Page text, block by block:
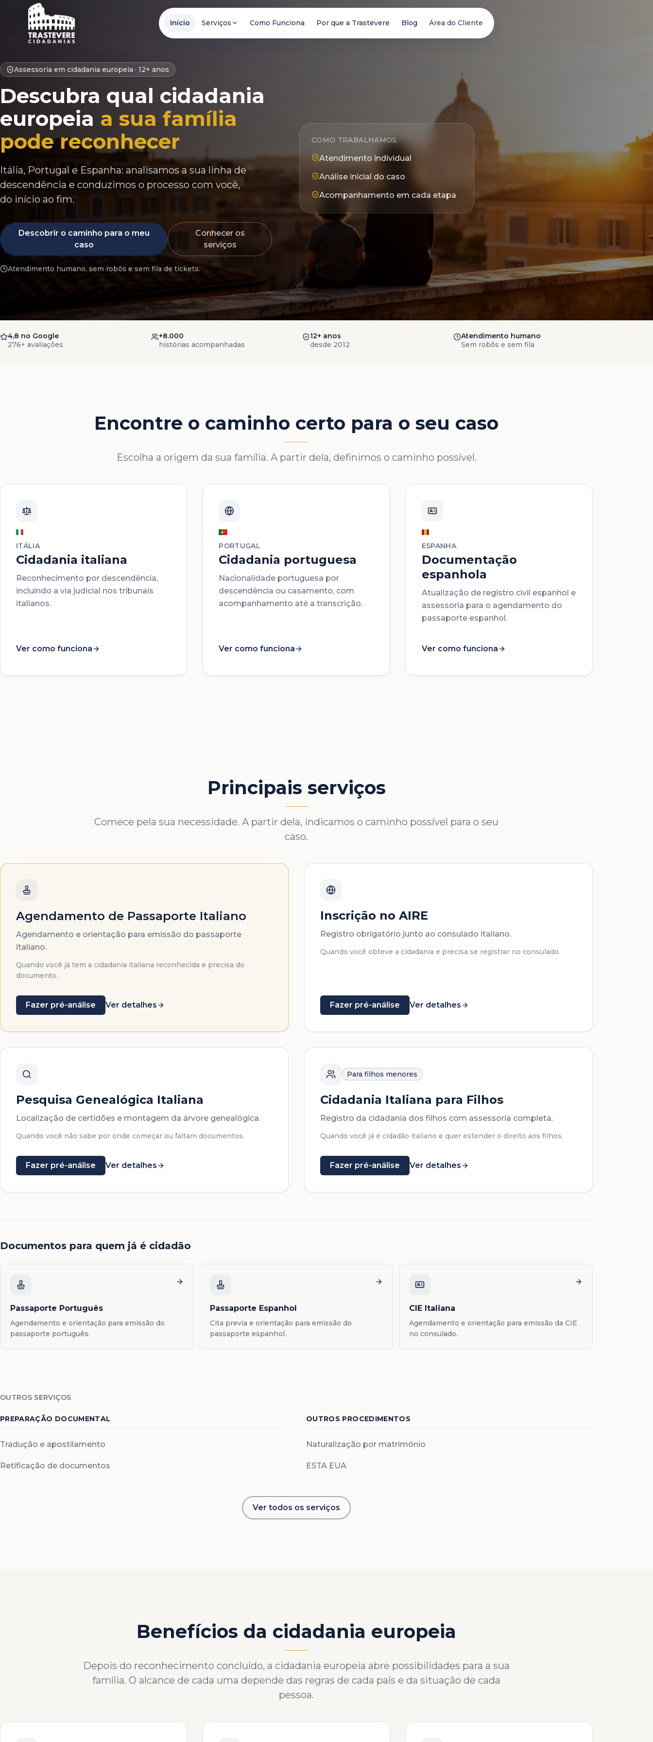
Início Serviços Como Funciona Por que a Trastevere Blog Área do Cliente
Assessoria em cidadania europeia · 12+ anos
Descubra qual cidadania
europeia a sua família
pode reconhecer
Itália, Portugal e Espanha: analisamos a sua linha de
descendência e conduzimos o processo com você,
do início ao fim.
Descobrir o caminho para o meu
caso
Conhecer os
serviços
Atendimento humano, sem robôs e sem fila de tickets.
COMO TRABALHAMOS
Atendimento individual
Análise inicial do caso
Acompanhamento em cada etapa
4,8 no Google
276+ avaliações
+8.000
histórias acompanhadas
12+ anos
desde 2012
Atendimento humano
Sem robôs e sem fila
Encontre o caminho certo para o seu caso
Escolha a origem da sua família. A partir dela, definimos o caminho possível.
ITÁLIA
Cidadania italiana
Reconhecimento por descendência,
incluindo a via judicial nos tribunais
italianos.
Ver como funciona
PORTUGAL
Cidadania portuguesa
Nacionalidade portuguesa por
descendência ou casamento, com
acompanhamento até a transcrição.
Ver como funciona
ESPANHA
Documentação
espanhola
Atualização de registro civil espanhol e
assessoria para o agendamento do
passaporte espanhol.
Ver como funciona
Principais serviços
Comece pela sua necessidade. A partir dela, indicamos o caminho possível para o seu
caso.
Agendamento de Passaporte Italiano
Agendamento e orientação para emissão do passaporte
italiano.
Quando você já tem a cidadania italiana reconhecida e precisa do
documento.
Fazer pré-análise Ver detalhes
Inscrição no AIRE
Registro obrigatório junto ao consulado italiano.
Quando você obteve a cidadania e precisa se registrar no consulado.
Fazer pré-análise Ver detalhes
Pesquisa Genealógica Italiana
Localização de certidões e montagem da árvore genealógica.
Quando você não sabe por onde começar ou faltam documentos.
Fazer pré-análise Ver detalhes
Para filhos menores
Cidadania Italiana para Filhos
Registro da cidadania dos filhos com assessoria completa.
Quando você já é cidadão italiano e quer estender o direito aos filhos.
Fazer pré-análise Ver detalhes
Documentos para quem já é cidadão
Passaporte Português
Agendamento e orientação para emissão do
passaporte português.
Passaporte Espanhol
Cita previa e orientação para emissão do
passaporte espanhol.
CIE Italiana
Agendamento e orientação para emissão da CIE
no consulado.
OUTROS SERVIÇOS
PREPARAÇÃO DOCUMENTAL
Tradução e apostilamento
Retificação de documentos
OUTROS PROCEDIMENTOS
Naturalização por matrimônio
ESTA EUA
Ver todos os serviços
Benefícios da cidadania europeia
Depois do reconhecimento concluído, a cidadania europeia abre possibilidades para a sua
família. O alcance de cada uma depende das regras de cada país e da situação de cada
pessoa.